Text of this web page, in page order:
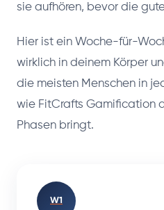
sie aufhören, bevor die
Hier ist ein Woche-für-
wirklich in deinem Körper
die meisten Menschen in
wie FitCrafts Gamification
Phasen bringt.
W1